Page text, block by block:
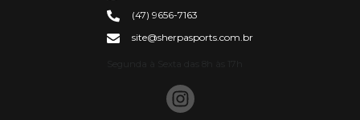
(47) 9656-7163
site@sherpasports.com.br